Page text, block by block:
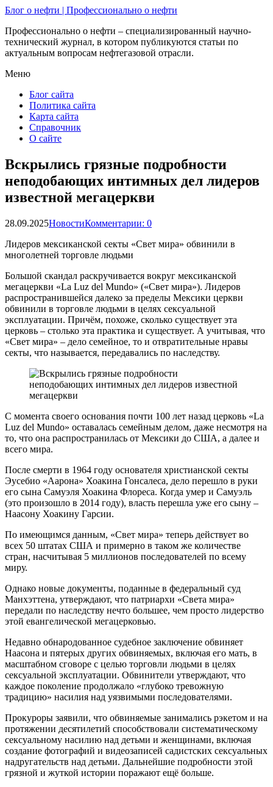
Блог о нефти | Профессионально о нефти
Профессионально о нефти – специализированный научно-
технический журнал, в котором публикуются статьи по
актуальным вопросам нефтегазовой отрасли.
Меню
Блог сайта
Политика сайта
Карта сайта
Справочник
О сайте
Вскрылись грязные подробности
неподобающих интимных дел лидеров
известной мегацеркви
28.09.2025НовостиКомментарии: 0
Лидеров мексиканской секты «Свет мира» обвинили в
многолетней торговле людьми
Большой скандал раскручивается вокруг мексиканской
мегацеркви «La Luz del Mundo» («Свет мира»). Лидеров
распространившейся далеко за пределы Мексики церкви
обвинили в торговле людьми в целях сексуальной
эксплуатации. Причём, похоже, сколько существует эта
церковь – столько эта практика и существует. А учитывая, что
«Свет мира» – дело семейное, то и отвратительные нравы
секты, что называется, передавались по наследству.
С момента своего основания почти 100 лет назад церковь «La
Luz del Mundo» оставалась семейным делом, даже несмотря на
то, что она распространилась от Мексики до США, а далее и
всего мира.
После смерти в 1964 году основателя христианской секты
Эусебио «Аарона» Хоакина Гонсалеса, дело перешло в руки
его сына Самуэля Хоакина Флореса. Когда умер и Самуэль
(это произошло в 2014 году), власть перешла уже его сыну –
Наасону Хоакину Гарсии.
По имеющимся данным, «Свет мира» теперь действует во
всех 50 штатах США и примерно в таком же количестве
стран, насчитывая 5 миллионов последователей по всему
миру.
Однако новые документы, поданные в федеральный суд
Манхэттена, утверждают, что патриархи «Света мира»
передали по наследству нечто большее, чем просто лидерство
этой евангелической мегацерковью.
Недавно обнародованное судебное заключение обвиняет
Наасона и пятерых других обвиняемых, включая его мать, в
масштабном сговоре с целью торговли людьми в целях
сексуальной эксплуатации. Обвинители утверждают, что
каждое поколение продолжало «глубоко тревожную
традицию» насилия над уязвимыми последователями.
Прокуроры заявили, что обвиняемые занимались рэкетом и на
протяжении десятилетий способствовали систематическому
сексуальному насилию над детьми и женщинами, включая
создание фотографий и видеозаписей садистских сексуальных
надругательств над детьми. Дальнейшие подробности этой
грязной и жуткой истории поражают ещё больше.